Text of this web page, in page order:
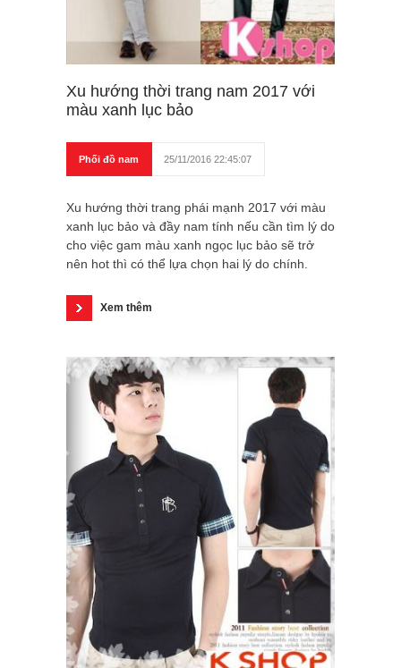
Xu hướng thời trang nam 2017 với
màu xanh lục bảo
Phối đồ nam 25/11/2016 22:45:07
Xu hướng thời trang phái mạnh 2017 với màu
xanh lục bảo và đầy nam tính nếu cần tìm lý do
cho việc gam màu xanh ngọc lục bảo sẽ trở
nên hot thì có thể lựa chọn hai lý do chính.
Xem thêm